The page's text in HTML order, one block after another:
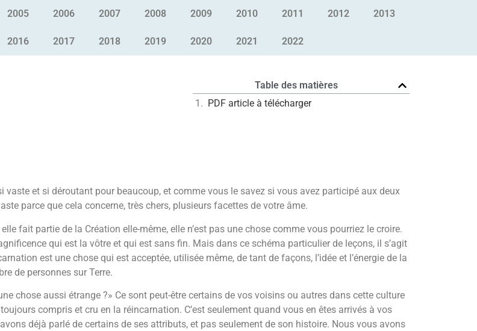
2005 2006 2007 2008 2009 2010 2011 2012 2013
2016 2017 2018 2019 2020 2021 2022
Table des matières
PDF article à télécharger
et si déroutant pour beaucoup, et comme vous le savez si vous avez participé aux deux
parce que cela concerne, très chers, plusieurs facettes de votre âme.
fait partie de la Création elle-même, elle n’est pas une chose comme vous pourriez le croire.
qui est la vôtre et qui est sans fin. Mais dans ce schéma particulier de leçons, il s’agit
est une chose qui est acceptée, utilisée même, de tant de façons, l’idée et l’énergie de la
de personnes sur Terre.
chose aussi étrange ?» Ce sont peut-être certains de vos voisins ou autres dans cette culture
compris et cru en la réincarnation. C’est seulement quand vous en êtes arrivés à vos
déjà parlé de certains de ses attributs, et pas seulement de son histoire. Nous vous avons